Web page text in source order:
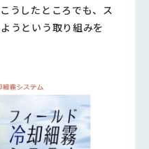
うしたところでも、ス
うという取り組みを